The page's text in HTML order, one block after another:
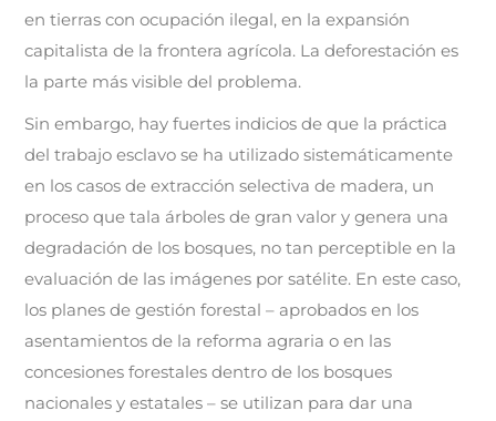
en tierras con ocupación ilegal, en la expansión
capitalista de la frontera agrícola. La deforestación es
la parte más visible del problema.
Sin embargo, hay fuertes indicios de que la práctica
del trabajo esclavo se ha utilizado sistemáticamente
en los casos de extracción selectiva de madera, un
proceso que tala árboles de gran valor y genera una
degradación de los bosques, no tan perceptible en la
evaluación de las imágenes por satélite. En este caso,
los planes de gestión forestal – aprobados en los
asentamientos de la reforma agraria o en las
concesiones forestales dentro de los bosques
nacionales y estatales – se utilizan para dar una